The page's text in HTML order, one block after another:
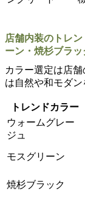
店舗内装のトレ
ーン・焼杉ブラ
カラー選定は店
は自然や和モダン
トレンドカラー
ウォームグレー
ジュ
モスグリーン
焼杉ブラック